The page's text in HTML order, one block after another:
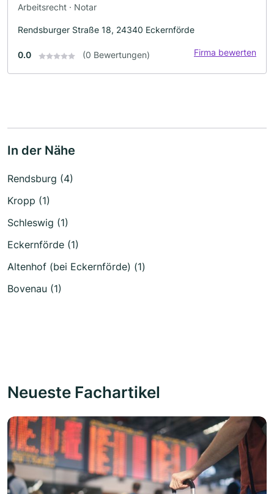
Arbeitsrecht · Notar
Rendsburger Straße 18, 24340 Eckernförde
0.0 (0 Bewertungen) Firma bewerten
In der Nähe
Rendsburg (4)
Kropp (1)
Schleswig (1)
Eckernförde (1)
Altenhof (bei Eckernförde) (1)
Bovenau (1)
Neueste Fachartikel